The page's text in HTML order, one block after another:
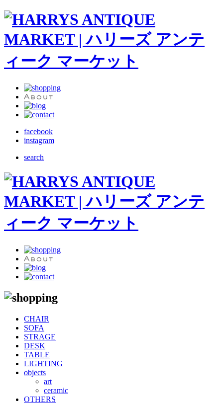
facebook
instagram
search
CHAIR
SOFA
STRAGE
DESK
TABLE
LIGHTING
objects
art
ceramic
OTHERS